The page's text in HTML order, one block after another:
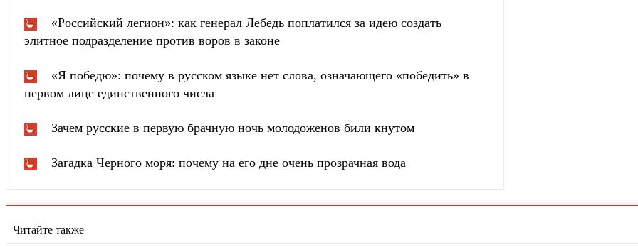
«Российский легион»: как генерал Лебедь поплатился за идею создать
элитное подразделение против воров в законе
«Я победю»: почему в русском языке нет слова, означающего «победить» в
первом лице единственного числа
Зачем русские в первую брачную ночь молодоженов били кнутом
Загадка Черного моря: почему на его дне очень прозрачная вода
Читайте также